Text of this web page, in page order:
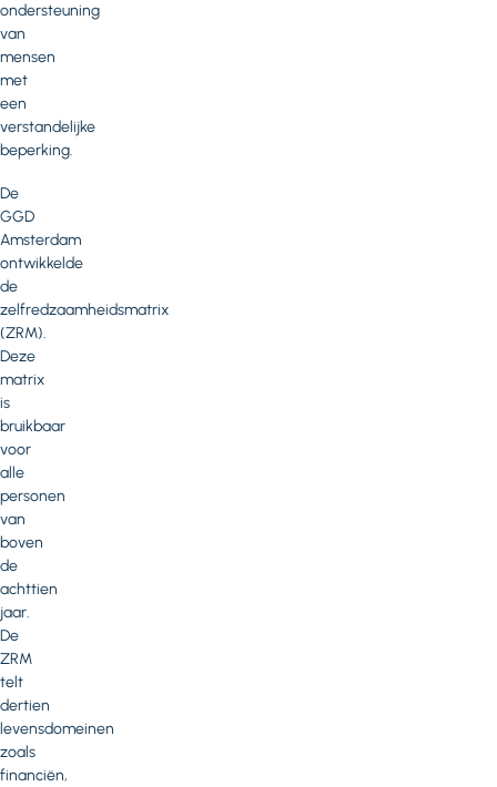
ondersteuning
van
mensen
met
een
verstandelijke
beperking.
De
GGD
Amsterdam
ontwikkelde
de
zelfredzaamheidsmatrix
(ZRM).
Deze
matrix
is
bruikbaar
voor
alle
personen
van
boven
de
achttien
jaar.
De
ZRM
telt
dertien
levensdomeinen
zoals
financiën,